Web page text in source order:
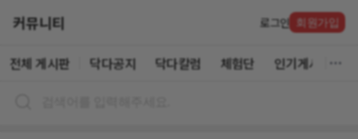
커뮤니티 로그인 회원가입
전체 게시판 닥다공지 닥다칼럼 체험단 인기게시글